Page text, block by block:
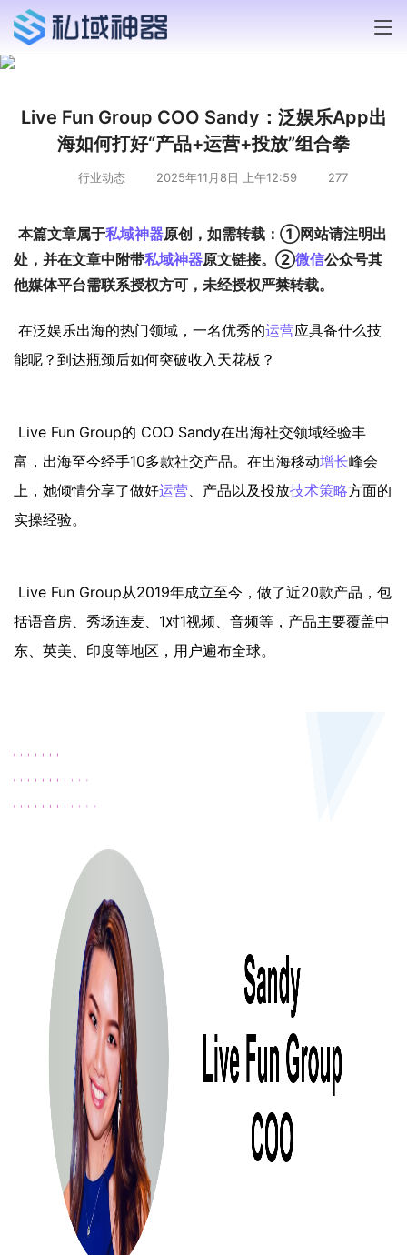
Live Fun Group COO Sandy：泛娱乐App出
海如何打好“产品+运营+投放”组合拳
行业动态 2025年11月8日 上午12:59 277
本篇文章属于私域神器原创，如需转载：①网站请注明出
处，并在文章中附带私域神器原文链接。②微信公众号其
他媒体平台需联系授权方可，未经授权严禁转载。
在泛娱乐出海的热门领域，一名优秀的运营应具备什么技
能呢？到达瓶颈后如何突破收入天花板？
Live Fun Group的 COO Sandy在出海社交领域经验丰
富，出海至今经手10多款社交产品。在出海移动增长峰会
上，她倾情分享了做好运营、产品以及投放技术策略方面的
实操经验。
Live Fun Group从2019年成立至今，做了近20款产品，包
括语音房、秀场连麦、1对1视频、音频等，产品主要覆盖中
东、英美、印度等地区，用户遍布全球。